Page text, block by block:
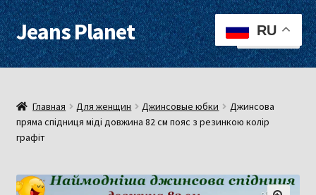
Перейти
к
навигации
Перейти
к
содержимому
Jeans Planet Меню
Для женщин
Для мужчин
О нас
Оплата, доставка
Главная Для женщин Джинсовые юбки
Джинсова
пряма спідниця міді довжина 82 см пояс з резинкою колір
графіт
RU